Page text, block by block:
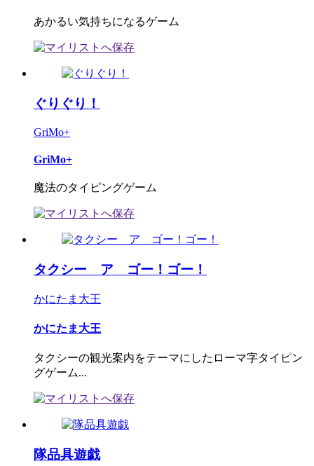
あかるい気持ちになるゲーム
ぐりぐり！
GriMo+
GriMo+
魔法のタイピングゲーム
タクシー ア ゴー！ゴー！
かにたま大王
かにたま大王
タクシーの観光案内をテーマにしたローマ字タイピン
グゲーム...
隊品具遊戯